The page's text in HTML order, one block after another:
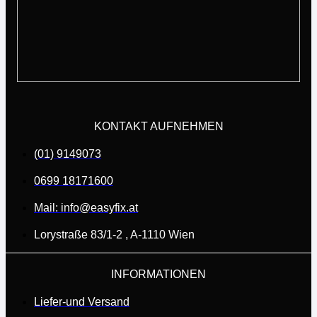
KONTAKT AUFNEHMEN
(01) 9149073
0699 18171600
Mail: info@easyfix.at
Lorystraße 83/1-2 , A-1110 Wien
INFORMATIONEN
Liefer-und Versand